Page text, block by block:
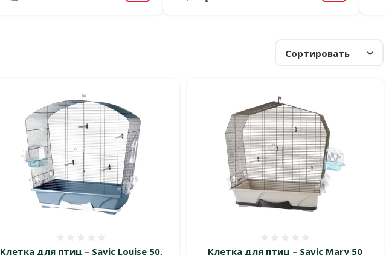
Сортировать
Клетка для птиц – Savic Louise 50,
Клетка для птиц – Savic Mary 50